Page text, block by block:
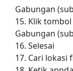
Gabungan
15. Klik
Gabungan
16. Selesai
17. Cari lokasi